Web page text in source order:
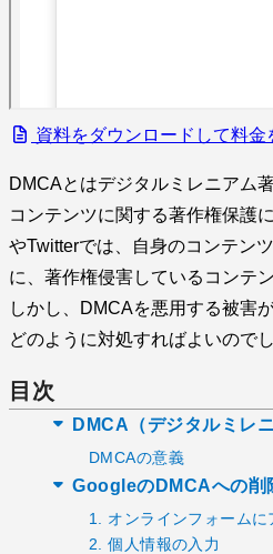
資料をダウンロードして料金
DMCAとはデジタルミレニアム
コンテンツに関する著作権保護
やTwitterでは、自身のコンテン
に、著作権侵害しているコンテ
しかし、DMCAを悪用する被害
どのように対処すればよいのでし
目次
DMCA（デジタルミレ
DMCAの意義
GoogleのDMCAへの削
1. オンラインフォームに
2. 個人情報の入力